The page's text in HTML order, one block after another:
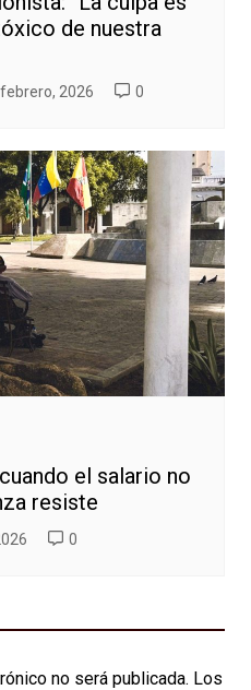
de nuestra
2026 0
el salario no
resiste
0
no será publicada. Los